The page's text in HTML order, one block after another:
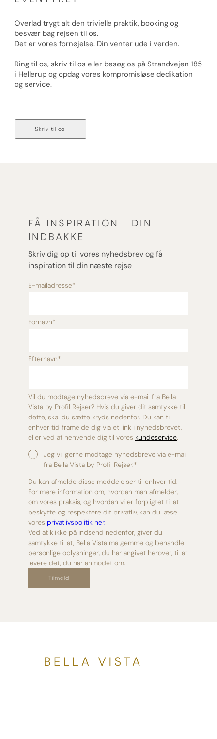
Overlad trygt alt den trivielle praktik, booking og
besvær bag rejsen til os.
Det er vores fornøjelse. Din venter ude i verden.
Ring til os, skriv til os eller besøg os på Strandvejen 185
i Hellerup og opdag vores kompromisløse dedikation
og service.
Skriv til os
FÅ INSPIRATION I DIN
INDBAKKE
Skriv dig op til vores nyhedsbrev og få
inspiration til din næste rejse
E-mailadresse*
Fornavn*
Efternavn*
Vil du modtage nyhedsbreve via e-mail fra Bella
Vista by Profil Rejser? Hvis du giver dit samtykke til
dette, skal du sætte kryds nedenfor. Du kan til
enhver tid framelde dig via et link i nyhedsbrevet,
eller ved at henvende dig til vores kundeservice.
Jeg vil gerne modtage nyhedsbreve via e-mail
fra Bella Vista by Profil Rejser.*
Du kan afmelde disse meddelelser til enhver tid.
For mere information om, hvordan man afmelder,
om vores praksis, og hvordan vi er forpligtet til at
beskytte og respektere dit privatliv, kan du læse
vores privatlivspolitik her.
Ved at klikke på indsend nedenfor, giver du
samtykke til at, Bella Vista må gemme og behandle
personlige oplysninger, du har angivet herover, til at
levere det, du har anmodet om.